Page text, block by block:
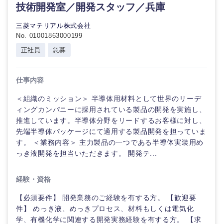
技術開発室／開発スタッフ／兵庫
三菱マテリアル株式会社
No. 01001863000199
正社員
急募
仕事内容
＜組織のミッション＞ 半導体用材料として世界のリーデ
ィングカンパニーに採用されている製品の開発を実施し、
推進しています。半導体分野をリードするお客様に対し、
先端半導体パッケージにて適用する製品開発を担っていま
す。 ＜業務内容＞ 主力製品の一つである半導体実装用め
っき液開発を担当いただきます。 開発テ...
経験・資格
【必須要件】 開発業務のご経験を有する方。 【歓迎要
件】 めっき液、めっきプロセス、材料もしくは電気化
学、有機化学に関連する開発実務経験を有する方。 【求